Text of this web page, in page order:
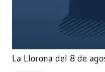
La Llorona del 8 de